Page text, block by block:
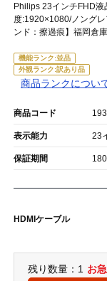
Philips 23インチFHD液
度:1920×1080/ノング
ンド：擦過痕】福岡倉
機能ランク:並品
外観ランク:訳あり品
商品ランクについ
商品コード
表示能力 23
保証期間
HDMIケーブル
残り数量：1 お